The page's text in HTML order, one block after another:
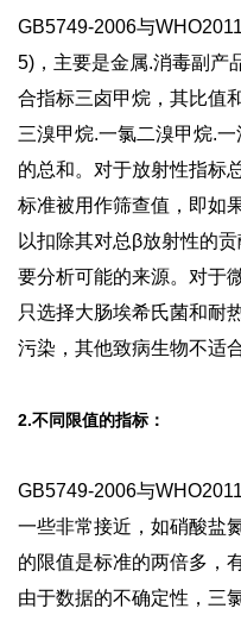
GB5749-2006与
5)，主要是金属.消毒副产
合指标三卤甲烷，其比值
三溴甲烷.一氯二溴甲烷.
的总和。对于放射性指标
标准被用作筛查值，即如
以扣除其对总β放射性的
要分析可能的来源。对于
只选择大肠埃希氏菌和耐
污染，其他致病生物不适
2.不同限值的指标：
GB5749-2006与
一些非常接近，如硝酸盐
的限值是标准的两倍多，
由于数据的不确定性，三